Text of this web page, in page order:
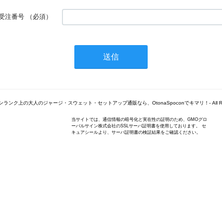
注番号 （必須）
ランク上の大人のジャージ・スウェット・セットアップ通販なら、OtonaSpoconでキマリ！- All
当サイトでは、通信情報の暗号化と実在性の証明のため、GMOグロ
ーバルサイン株式会社のSSLサーバ証明書を使用しております。 セ
キュアシールより、サーバ証明書の検証結果をご確認ください。